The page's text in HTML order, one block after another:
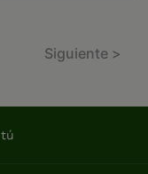
Siguiente >